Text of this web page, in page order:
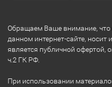
Обращаем Ваше внимание,
данном интернет-сайте,
является публичной
ч.2 ГК РФ.
При использовании